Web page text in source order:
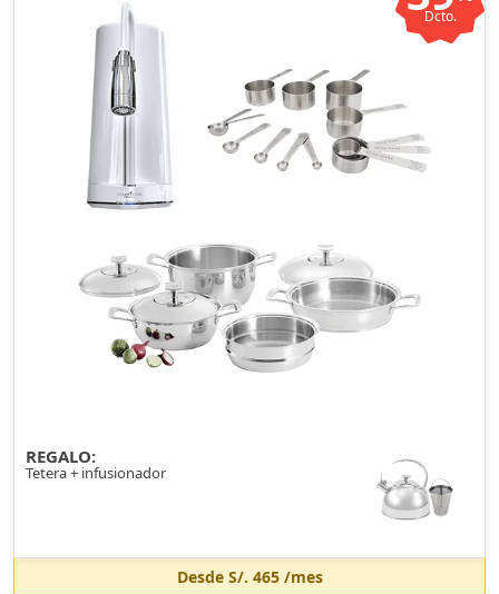
Dcto.
REGALO:
Tetera + infusionador
Desde S/. 465/mes